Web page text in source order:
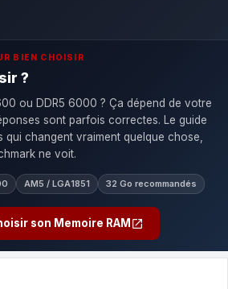
BIEN CHOISIR
?
ou DDR5 6000 ? Ça dépend de votre
sont parfois correctes. Le guide
qui changent vraiment quelque chose,
ne voit.
AM5 / LGA1851 32 Go recommandés
son Memoire RAM